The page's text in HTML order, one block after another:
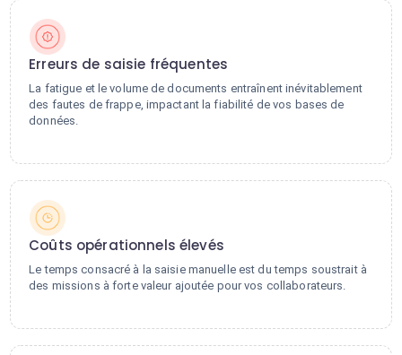
Erreurs de saisie fréquentes
La fatigue et le volume de documents entraînent inévitablement
des fautes de frappe, impactant la fiabilité de vos bases de
données.
Coûts opérationnels élevés
Le temps consacré à la saisie manuelle est du temps soustrait à
des missions à forte valeur ajoutée pour vos collaborateurs.